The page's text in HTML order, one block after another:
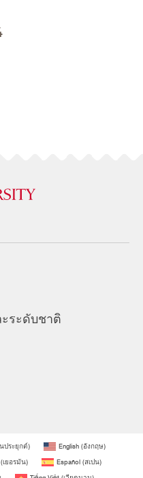
ระดับชาติ
ประยุกต์) English (อังกฤษ)
เยอรมัน) Español(สเปน)